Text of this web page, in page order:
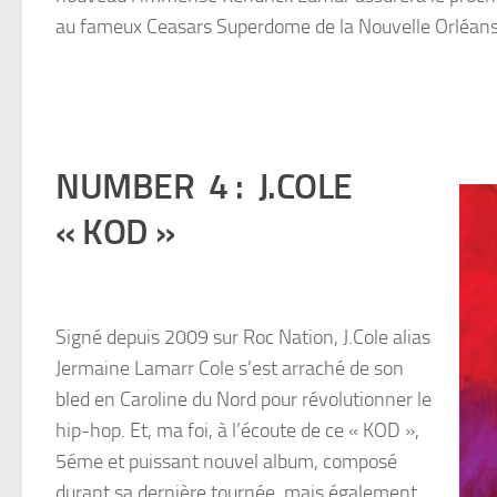
au fameux Ceasars Superdome de la Nouvelle
NUMBER 4 : J.COLE
« KOD »
Signé depuis 2009 sur Roc Nation, J.Cole alias
Jermaine Lamarr Cole s’est arraché de son
bled en Caroline du Nord pour révolutionner le
hip-hop. Et, ma foi, à l’écoute de ce « KOD »,
5éme et puissant nouvel album, composé